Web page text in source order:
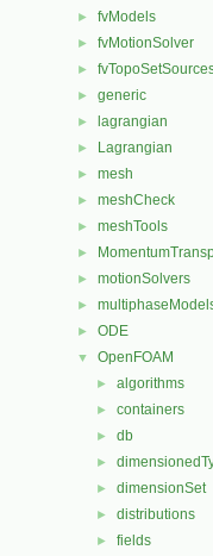
► fvModels
► fvMotionSolver
►
► generic
► lagrangian
► Lagrangian
► mesh
► meshCheck
► meshTools
►
► motionSolvers
►
► ODE
▼ OpenFOAM
► algorithms
► containers
► db
►
► dimensionSet
► distributions
► fields